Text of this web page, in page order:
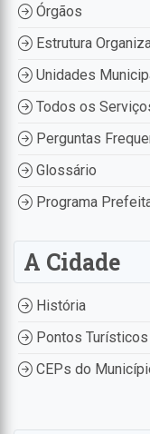
Órgãos
Estrutura
Unidades
Todos os
Perguntas
Glossário
Programa
A Cidade
História
Pontos Turísticos
CEPs do